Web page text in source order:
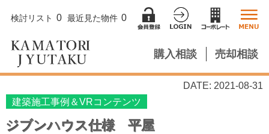
検討リスト 0 最近見た物件 0
購入相談 売却相談
DATE: 2021-08-31
建築施工事例＆VRコンテンツ
ジブンハウス仕様 平屋